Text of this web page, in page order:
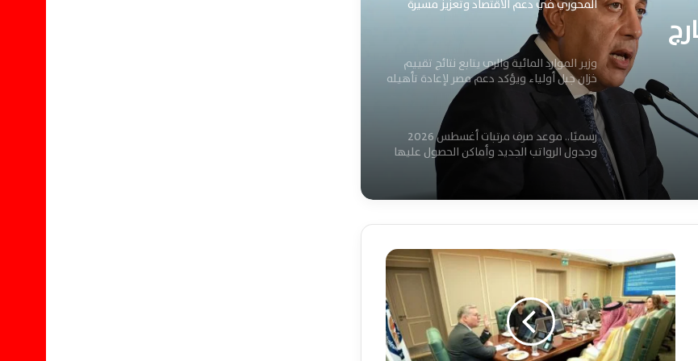
المحوري في دعم الاقتصاد وتعزيز مسيرة
التنمية الوطنية المستدامة
وزير الموارد المائية والري يتابع نتائج تقييم
خزان جبل أولياء ويؤكد دعم مصر لإعادة تأهيله
بالكامل
رسميًا.. موعد صرف مرتبات أغسطس 2026
وجدول الرواتب الجديد وأماكن الحصول عليها
الصحية الشرطية وشروط التقديم للدفعة
بدء تطبيق منظومة الخصم المباشر للخبز
اليوم.. تعرف على السعر والحصة الرسمية
للمواطن
بدء تطبيق منظومة الخصم المباشر بالمخابز
ب
ح
ض
و
ر
و